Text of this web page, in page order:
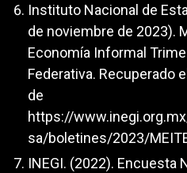
Instituto Nacional de
de noviembre de 2023).
Economía Informal
Federativa. Recuperado
de
https://
sa/boletines/2023/
INEGI. (2022). Encuesta